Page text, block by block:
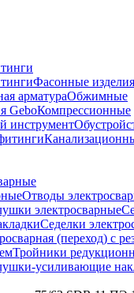
Фасонные изделия
арматураОбжимные
GeboКомпрессионные
инструмент
Отводы
электросварные
Седелки
(переход) с
Тройники
усиливающие